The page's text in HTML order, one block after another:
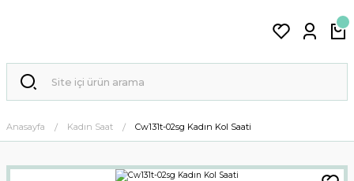
Anasayfa Kadın Saat Cw131t-02sg Kadın Kol Saati